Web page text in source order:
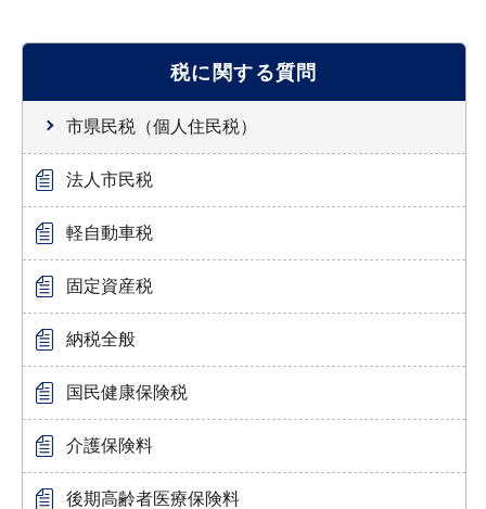
税に関する質問
市県民税（個人住民税）
法人市民税
軽自動車税
固定資産税
納税全般
国民健康保険税
介護保険料
後期高齢者医療保険料